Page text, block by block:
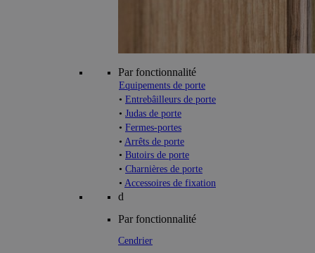
Par fonctionnalité
Equipements de porte
• Entrebâilleurs de porte
• Judas de porte
• Fermes-portes
• Arrêts de porte
• Butoirs de porte
• Charnières de porte
• Accessoires de fixation
d
Par fonctionnalité
Cendrier